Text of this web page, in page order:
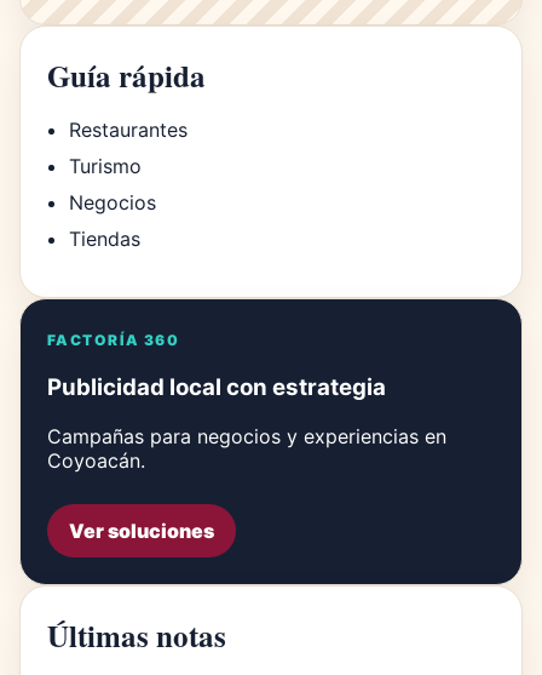
Guía rápida
Restaurantes
Turismo
Negocios
Tiendas
FACTORÍA 360
Publicidad local con estrategia
Campañas para negocios y experiencias en
Coyoacán.
Ver soluciones
Últimas notas